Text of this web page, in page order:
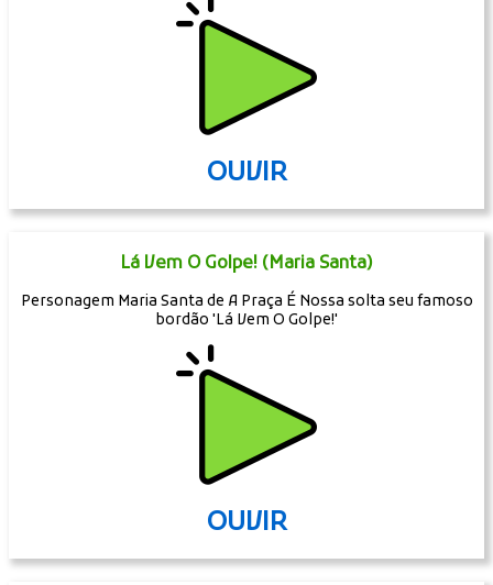
OUVIR
Lá Vem O Golpe! (Maria Santa)
Personagem Maria Santa de A Praça É Nossa solta seu famoso
bordão 'Lá Vem O Golpe!'
OUVIR